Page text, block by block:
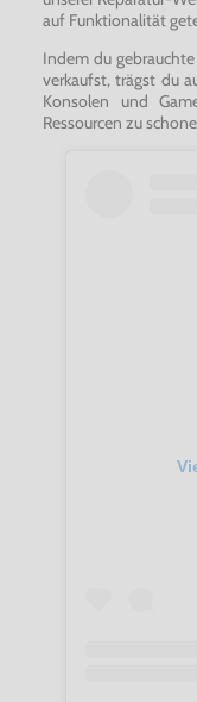
auf Funktionalität
Indem du
verkaufst, trägst du
Konsolen und
Ressourcen zu